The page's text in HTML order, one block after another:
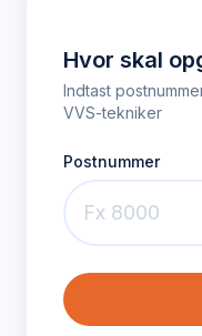
Hvor skal
Indtast
VVS-tekniker
Postnummer